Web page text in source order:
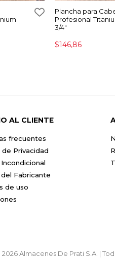
Plancha para
Profesional
3/4"
$146,86
AL CLIENTE
frecuentes
de Privacidad
del Fabricante
de uso
2026 Almacenes De Prati S.A. |